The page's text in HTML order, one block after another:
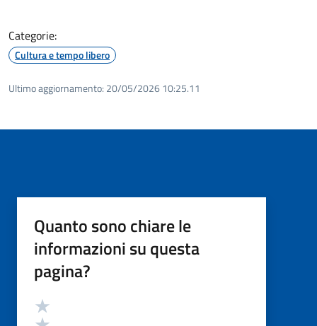
Categorie:
Cultura e tempo libero
Ultimo aggiornamento: 20/05/2026 10:25.11
Quanto sono chiare le
informazioni su questa
pagina?
Valutazione